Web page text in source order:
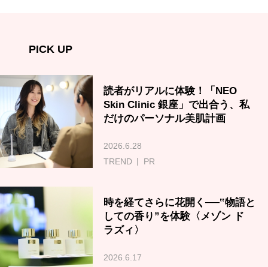
PICK UP
読者がリアルに体験！「NEO
Skin Clinic 銀座」で出合う、私
だけのパーソナル美肌計画
2026.6.28
TREND
PR
時を経てさらに花開く──‟物語と
しての香り”を体験〈メゾン ド
ラズィ〉
2026.6.17